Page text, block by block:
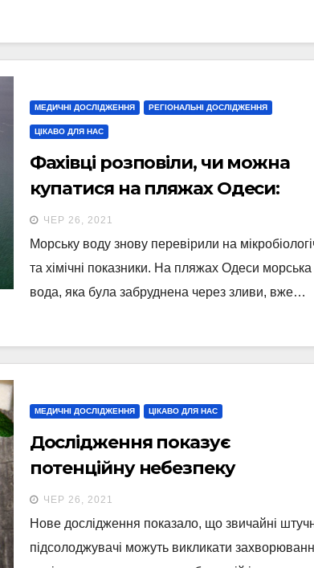
МЕДИЧНІ ДОСЛІДЖЕННЯ РЕГІОНАЛЬНІ ДОСЛІДЖЕННЯ
ЦІКАВО ДЛЯ НАС
Фахівці розповіли, чи можна
купатися на пляжах Одеси:
результати дослідження
ЧЕР 26, 2021
Морську воду знову перевірили на
та хімічні показники. На пляжах Одеси морська
вода, яка була забруднена через зливи, вже…
МЕДИЧНІ ДОСЛІДЖЕННЯ ЦІКАВО ДЛЯ НАС
Дослідження показує
потенційну небезпеку
підсолоджувачів
ЧЕР 26, 2021
Нове дослідження показало, що звичайні
підсолоджувачі можуть викликати